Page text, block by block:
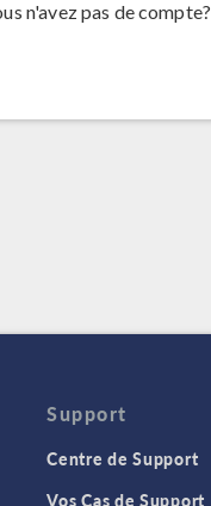
n'avez pas de compte?
Support
Centre de Support
Vos Cas de Support